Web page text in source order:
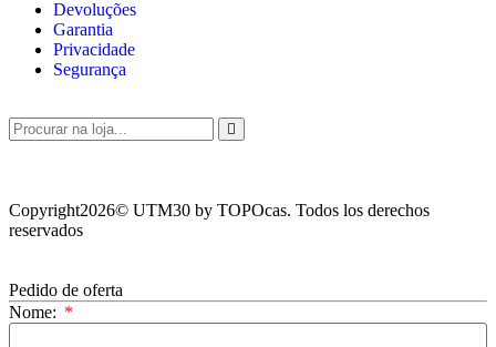
Devoluções
Garantia
Privacidade
Segurança
Copyright2026© UTM30 by TOPOcas. Todos los derechos
reservados
Pedido de oferta
Nome: